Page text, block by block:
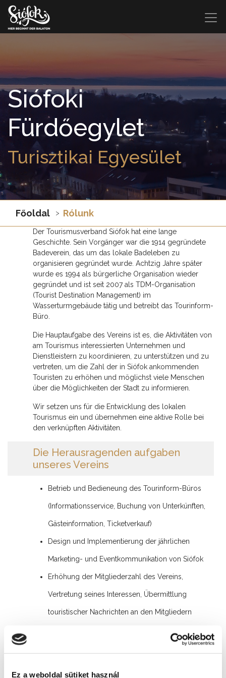
Ez a weboldal sütiket használ
Siófoki
Fürdőegylet
Turisztikai Egyesület
Főoldal Rólunk
Der Tourismusverband Siófok hat eine lange
Geschichte. Sein Vorgänger war die 1914 gegründete
Badeverein, das um das lokale Badeleben zu
organisieren gegründet wurde. Achtzig Jahre später
wurde es 1994 als bürgerliche Organisation wieder
gegründet und ist seit 2007 als TDM-Organisation
(Tourist Destination Management) im
Wasserturmgebäude tätig und betreibt das Tourinform-
Büro.
Die Hauptaufgabe des Vereins ist es, die Aktivitäten von
am Tourismus interessierten Unternehmen und
Dienstleistern zu koordinieren, zu unterstützen und zu
vertreten, um die Zahl der in Siófok ankommenden
Touristen zu erhöhen und möglichst viele Menschen
über die Möglichkeiten der Stadt zu informieren.
Wir setzen uns für die Entwicklung des lokalen
Tourismus ein und übernehmen eine aktive Rolle bei
den verknüpften Aktivitäten.
Die Herausragenden aufgaben
unseres Vereins
Betrieb und Bedieneung des Tourinform-Büros
(Informationsservice, Buchung von Unterkünften,
Gästeinformation, Ticketverkauf)
Design und Implementierung der jährlichen
Marketing- und Eventkommunikation von Siófok
Erhöhung der Mitgliederzahl des Vereins,
Vertretung seines Interessen, Übermittlung
touristischer Nachrichten an den Mitgliedern
kostenlosen Veröffentlichungen über Siófok